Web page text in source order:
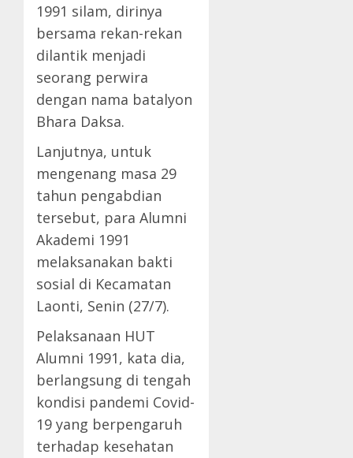
1991 silam, dirinya
bersama rekan-rekan
dilantik menjadi
seorang perwira
dengan nama batalyon
Bhara Daksa.
Lanjutnya, untuk
mengenang masa 29
tahun pengabdian
tersebut, para Alumni
Akademi 1991
melaksanakan bakti
sosial di Kecamatan
Laonti, Senin (27/7).
Pelaksanaan HUT
Alumni 1991, kata dia,
berlangsung di tengah
kondisi pandemi Covid-
19 yang berpengaruh
terhadap kesehatan